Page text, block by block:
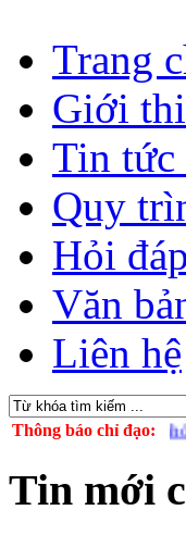
Trang
Giới
Tin tức
Quy
Hỏi đáp
Văn
Liên hệ
Thông báo chỉ đạo:
động ứng phó với
Tin mới